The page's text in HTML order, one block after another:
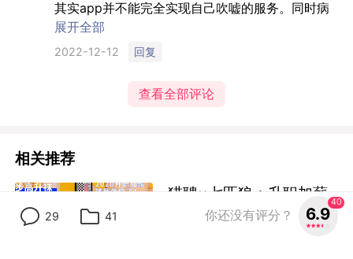
怎么说呢，“一个萝卜一个坑”这句经典的俗语势必
能够成为求职app想传达给用户的美好愿景。但随
着工作时代的发展，大家发现自己入职的公司多多
少少都会存在“坑”的现象，或者就在求职的过程中
毒式传播的逻辑固然正确，但这三个表演者的演技
的实力反而是一种虚假包装。团队肯定没有站在真
价钱，大家也记住了萝卜与坑，但却没有对品牌的
好感度与信任感产生更多的转化。其实这也和导演
没有太多关系，只能说创意团队的思路能在甲方通
相关推荐
29 41 你还没有评分？ 6.9
40